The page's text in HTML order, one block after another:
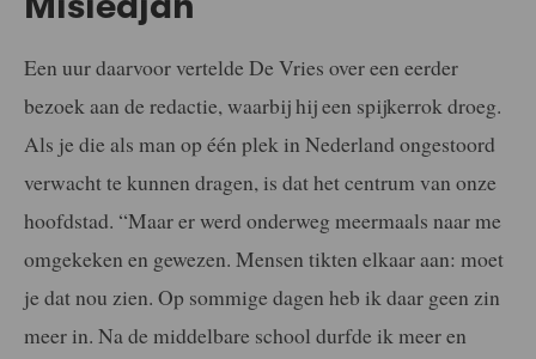
Een uur daarvoor vertelde De Vries over een eerder
bezoek aan de redactie, waarbij hij een spijkerrok droeg.
Als je die als man op één plek in Nederland ongestoord
verwacht te kunnen dragen, is dat het centrum van onze
hoofdstad. “Maar er werd onderweg meermaals naar me
omgekeken en gewezen. Mensen tikten elkaar aan: moet
je dat nou zien. Op sommige dagen heb ik daar geen zin
meer in. Na de middelbare school durfde ik meer en